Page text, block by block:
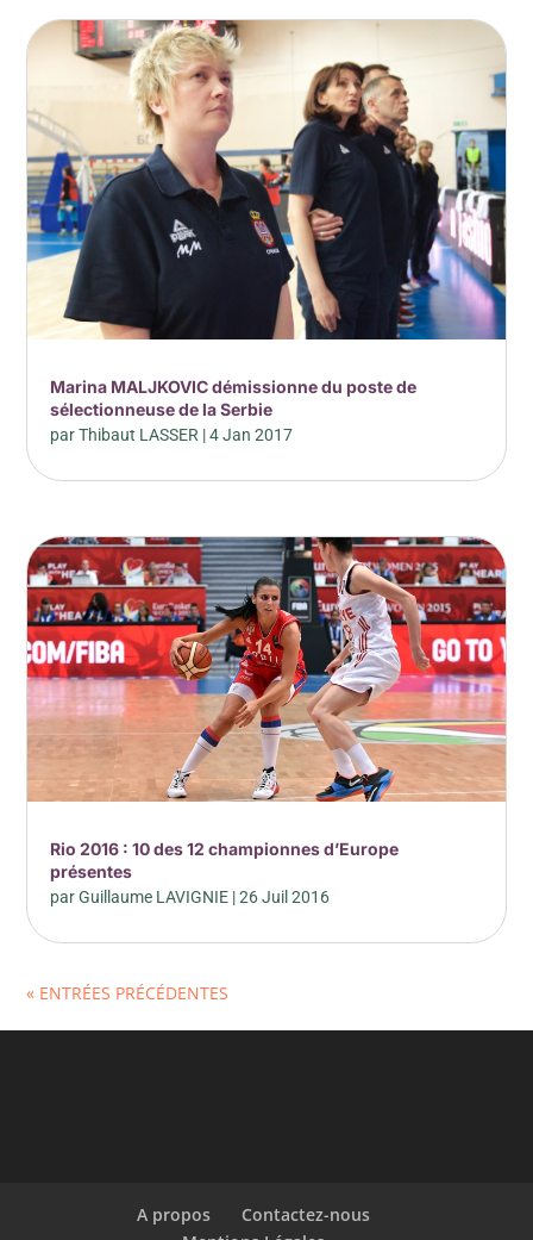
Marina MALJKOVIC démissionne du poste de
sélectionneuse de la Serbie
parThibaut LASSER |4 Jan 2017
Rio 2016 : 10 des 12 championnes d’Europe
présentes
parGuillaume LAVIGNIE |26 Juil 2016
« ENTRÉES PRÉCÉDENTES
A propos
Contactez-nous